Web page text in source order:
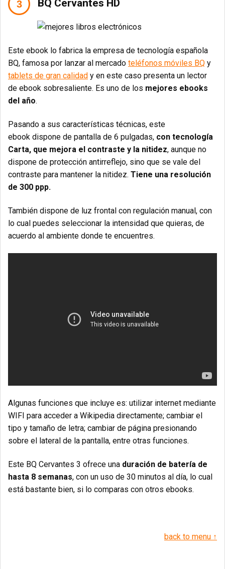
BQ Cervantes HD
Este ebook lo fabrica la empresa de tecnología española
BQ, famosa por lanzar al mercado teléfonos móviles BQ y
tablets de gran calidad y en este caso presenta un lector
de ebook sobresaliente. Es uno de los mejores ebooks
del año.
Pasando a sus características técnicas, este
ebook dispone de pantalla de 6 pulgadas, con tecnología
Carta, que mejora el contraste y la nitidez, aunque no
dispone de protección antirreflejo, sino que se vale del
contraste para mantener la nitidez. Tiene una resolución
de 300 ppp.
También dispone de luz frontal con regulación manual, con
lo cual puedes seleccionar la intensidad que quieras, de
acuerdo al ambiente donde te encuentres.
Algunas funciones que incluye es: utilizar internet mediante
WIFI para acceder a Wikipedia directamente; cambiar el
tipo y tamaño de letra; cambiar de página presionando
sobre el lateral de la pantalla, entre otras funciones.
Este BQ Cervantes 3 ofrece una duración de batería de
hasta 8 semanas, con un uso de 30 minutos al día, lo cual
está bastante bien, si lo comparas con otros ebooks.
back to menu ↑